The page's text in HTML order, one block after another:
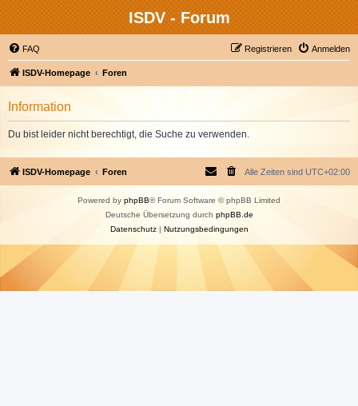
ISDV - Forum
FAQ Anmelden
Registrieren
ISDV-Homepage Foren
Information
Du bist leider nicht berechtigt, die Suche zu verwenden.
ISDV-Homepage Foren Alle Zeiten sind UTC+02:00
Powered by phpBB® Forum Software © phpBB Limited
Deutsche Übersetzung durch phpBB.de
Datenschutz| Nutzungsbedingungen